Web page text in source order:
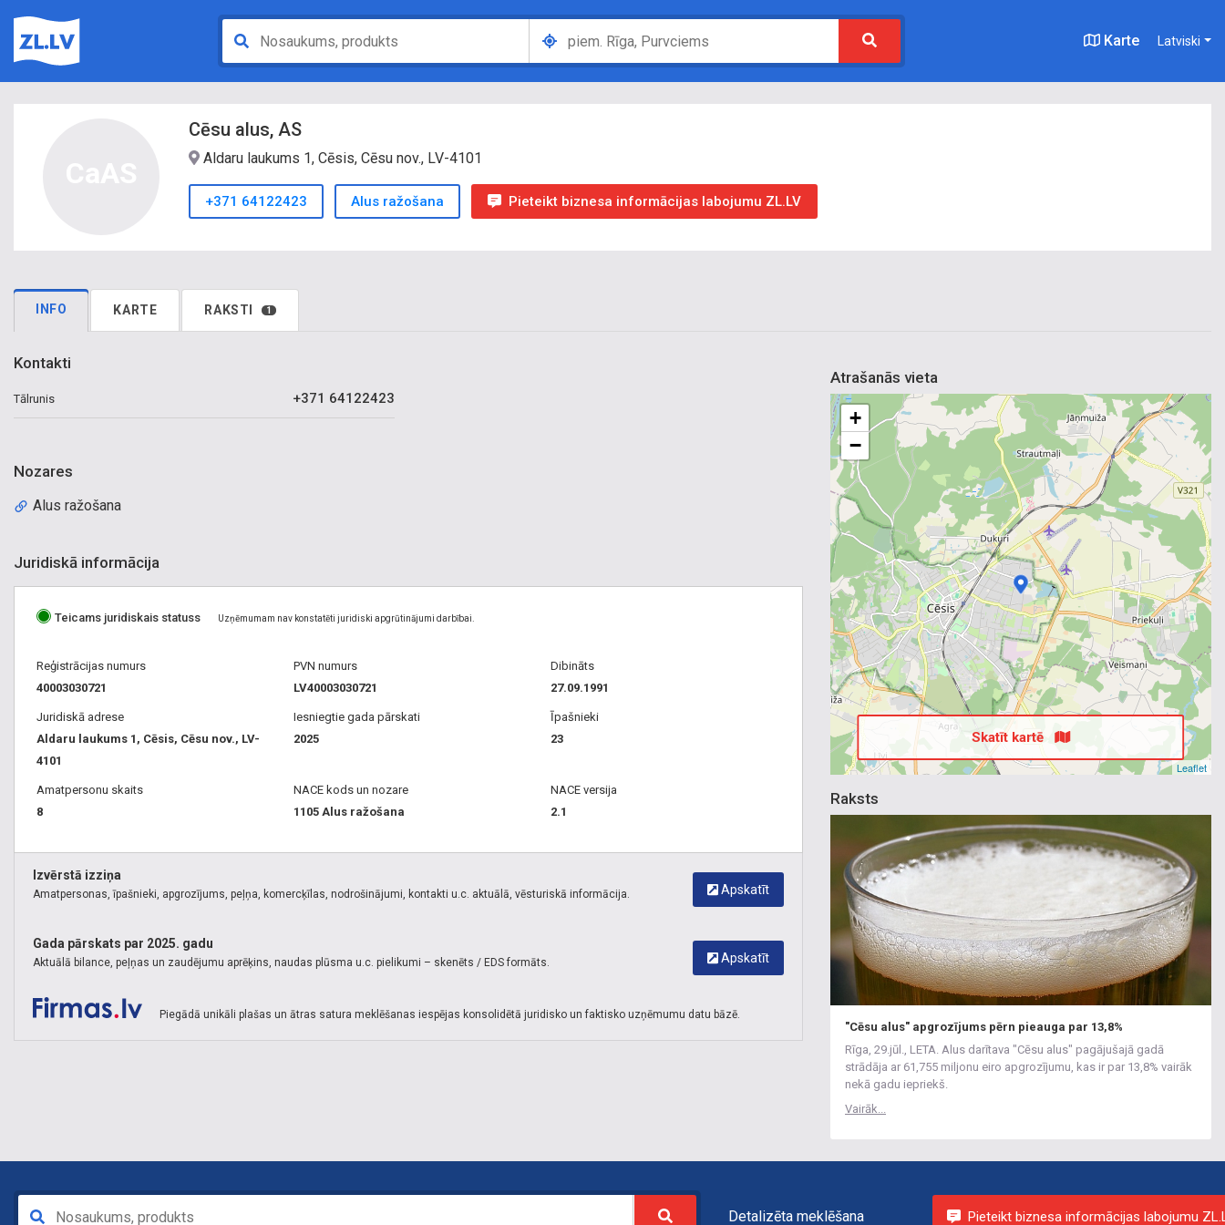
Karte Latviski
Cēsu alus, AS
Aldaru laukums 1, Cēsis, Cēsu nov., LV-4101
+371 64122423 Alus ražošana Pieteikt biznesa informācijas labojumu ZL.LV
INFO KARTE RAKSTI 1
Kontakti
Tālrunis +371 64122423
Nozares
Alus ražošana
Juridiskā informācija
Teicams juridiskais statuss Uzņēmumam nav konstatēti juridiski apgrūtinājumi darbībai.
Reģistrācijas numurs
40003030721
PVN numurs
LV40003030721
Dibināts
27.09.1991
Juridiskā adrese
Aldaru laukums 1, Cēsis, Cēsu nov., LV-
4101
Iesniegtie gada pārskati
2025
Īpašnieki
23
Amatpersonu skaits
8
NACE kods un nozare
1105 Alus ražošana
NACE versija
2.1
Apskatīt
Izvērstā izziņa
Amatpersonas, īpašnieki, apgrozījums, peļņa, komercķīlas, nodrošinājumi, kontakti u.c. aktuālā, vēsturiskā informācija.
Apskatīt
Gada pārskats par 2025. gadu
Aktuālā bilance, peļņas un zaudējumu aprēķins, naudas plūsma u.c. pielikumi – skenēts / EDS formāts.
Piegādā unikāli plašas un ātras satura meklēšanas iespējas konsolidētā juridisko un faktisko uzņēmumu datu bāzē.
Atrašanās vieta
+
−
Leaflet
Skatīt kartē
Raksts
"Cēsu alus" apgrozījums pērn pieauga par 13,8%
Rīga, 29.jūl., LETA. Alus darītava "Cēsu alus" pagājušajā gadā
strādāja ar 61,755 miljonu eiro apgrozījumu, kas ir par 13,8% vairāk
nekā gadu iepriekš.
Vairāk...
Detalizēta meklēšana Pieteikt biznesa informācijas labojumu